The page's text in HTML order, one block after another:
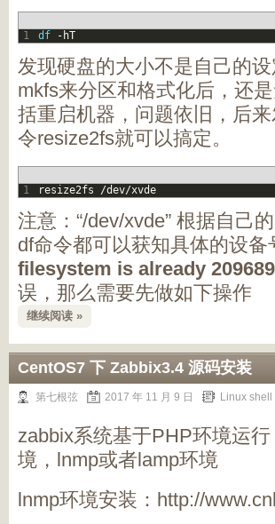
1 df - hT
发现硬盘的大小不是自己的
mkfs来分区和格式化后，还
括重启机器，问题依旧，后
令resize2fs就可以搞定。
1 resize2fs /dev/xvde
注意：“/dev/xvde” 根据自己
df命令都可以获知具体的设
filesystem is already
误，那么需要先做如下操作
继续阅读 »
CentOS7 下 Zabbix3.4 源码安装
第七根弦 2017 年 11 月 9 日 Linux shell
zabbix系统基于PHP环境运
境，lnmp或者lamp环境
lnmp环境安装：http://